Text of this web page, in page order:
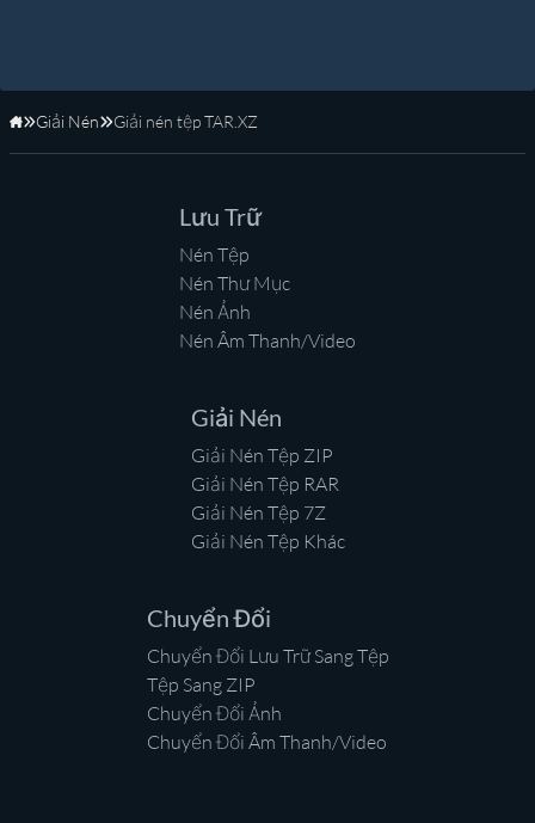
Trang Chủ
Giải Nén Giải nén tệp TAR.XZ
Lưu Trữ
Nén Tệp
Nén Thư Mục
Nén Ảnh
Nén Âm Thanh/Video
Giải Nén
Giải Nén Tệp ZIP
Giải Nén Tệp RAR
Giải Nén Tệp 7Z
Giải Nén Tệp Khác
Chuyển Đổi
Chuyển Đổi Lưu Trữ Sang Tệp
Tệp Sang ZIP
Chuyển Đổi Ảnh
Chuyển Đổi Âm Thanh/Video